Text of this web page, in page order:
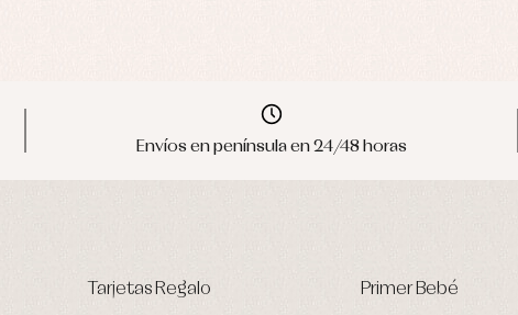
Envíos en península en 24/48 horas
Tarjetas Regalo Primer Bebé